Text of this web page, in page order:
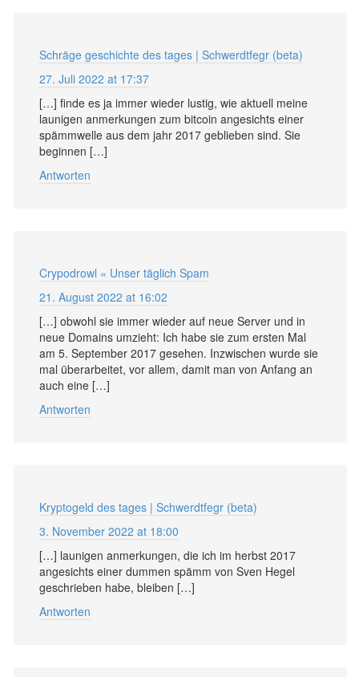
Schräge geschichte des tages | Schwerdtfegr (beta)
27. Juli 2022 at 17:37
[…] finde es ja immer wieder lustig, wie aktuell meine
launigen anmerkungen zum bitcoin angesichts einer
spämmwelle aus dem jahr 2017 geblieben sind. Sie
beginnen […]
Antworten
Crypodrowl « Unser täglich Spam
21. August 2022 at 16:02
[…] obwohl sie immer wieder auf neue Server und in
neue Domains umzieht: Ich habe sie zum ersten Mal
am 5. September 2017 gesehen. Inzwischen wurde sie
mal überarbeitet, vor allem, damit man von Anfang an
auch eine […]
Antworten
Kryptogeld des tages | Schwerdtfegr (beta)
3. November 2022 at 18:00
[…] launigen anmerkungen, die ich im herbst 2017
angesichts einer dummen spämm von Sven Hegel
geschrieben habe, bleiben […]
Antworten